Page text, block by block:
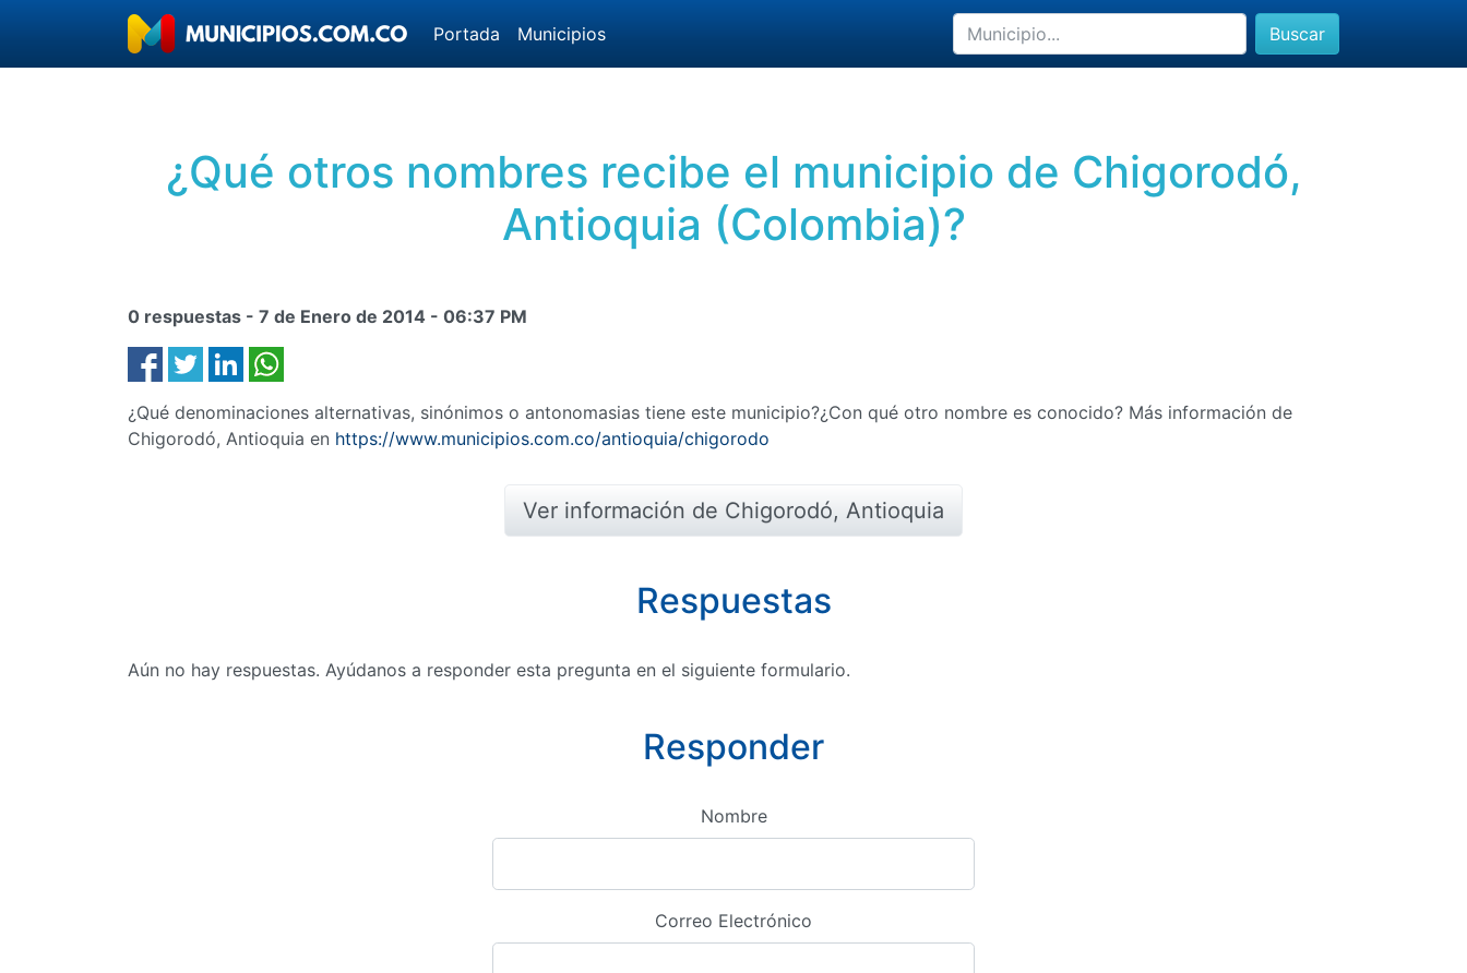
Portada Municipios Buscar
¿Qué otros nombres recibe el municipio de Chigorodó,
Antioquia (Colombia)?
0 respuestas - 7 de Enero de 2014 - 06:37 PM
¿Qué denominaciones alternativas, sinónimos o antonomasias tiene este municipio?¿Con qué otro nombre es conocido? Más información de
Chigorodó, Antioquia en https://www.municipios.com.co/antioquia/chigorodo
Ver información de Chigorodó, Antioquia
Respuestas
Aún no hay respuestas. Ayúdanos a responder esta pregunta en el siguiente formulario.
Responder
Nombre
Correo Electrónico